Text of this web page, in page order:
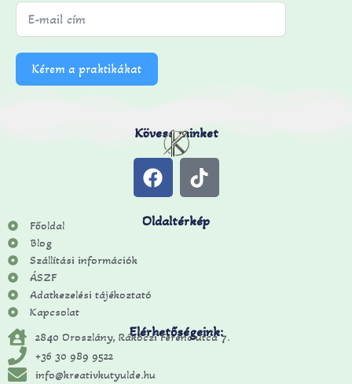
Kérem a praktikákat
Kövess minket
Oldaltérkép
Főoldal
Blog
Szállítási információk
ÁSZF
Adatkezelési tájékoztató
Kapcsolat
Elérhetőségeink:
2840 Oroszlány, Rákóczi Ferenc utca 7.
+36 30 989 9522
info@kreativkutyulde.hu